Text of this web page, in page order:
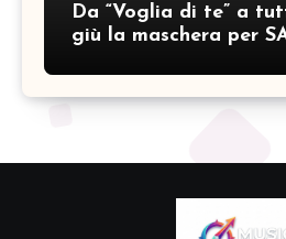
Da “Voglia di te” a
giù la maschera per